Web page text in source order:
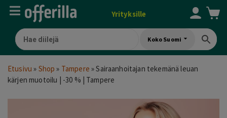
Yrityksille
Koko Suomi
Etusivu » Shop » Tampere »Sairaanhoitajan tekemänä leuan
kärjen muotoilu | -30 % | Tampere